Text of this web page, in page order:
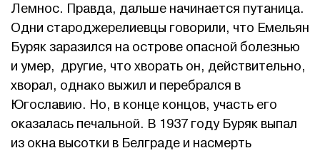
Лемнос. Правда, дальше начинается путаница.
Одни староджерелиевцы говорили, что Емельян
Буряк заразился на острове опасной болезнью
и умер, другие, что хворать он, действительно,
хворал, однако выжил и перебрался в
Югославию. Но, в конце концов, участь его
оказалась печальной. В 1937 году Буряк выпал
из окна высотки в Белграде и насмерть